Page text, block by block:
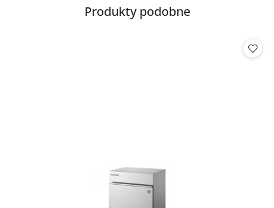
Pomiń karuzelę produktów
Produkty
Produkty podobne